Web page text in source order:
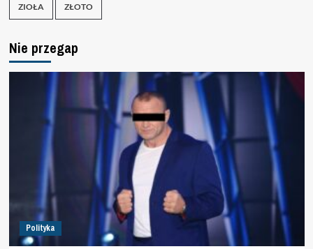
ZIOŁA ZŁOTO
Nie przegap
Polityka